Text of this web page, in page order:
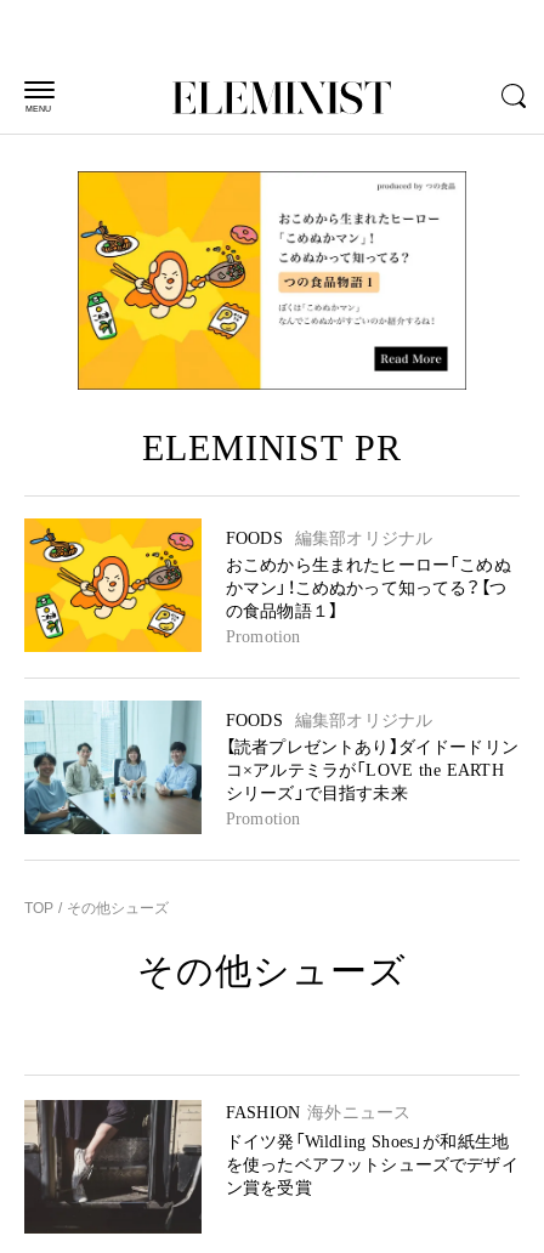
MENU
ELEMINIST PR
FOODS
編集部オリジナル
おこめから生まれたヒーロー「こめぬ
かマン」！こめぬかって知ってる？【つ
の食品物語１】
Promotion
FOODS
編集部オリジナル
【読者プレゼントあり】ダイドードリン
コ×アルテミラが「LOVE the EARTH
シリーズ」で目指す未来
Promotion
TOP その他シューズ
その他シューズ
FASHION 海外ニュース
ドイツ発「Wildling Shoes」が和紙生地
を使ったベアフットシューズでデザイ
ン賞を受賞